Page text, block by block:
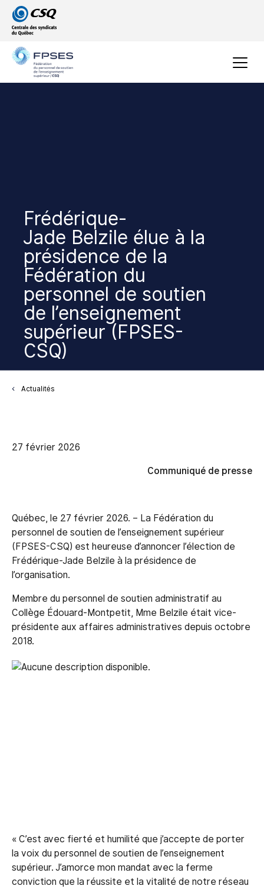
Passer
au
menu
principal
Passer
au
contenu
Frédérique-
Jade Belzile élue à la
présidence de la
Fédération du
personnel de soutien
de l’enseignement
supérieur (FPSES-
CSQ)
Actualités
27 février 2026
Communiqué de presse
Québec, le 27 février 2026. – La Fédération du
personnel de soutien de l’enseignement supérieur
(FPSES-CSQ) est heureuse d’annoncer l’élection de
Frédérique-Jade Belzile à la présidence de
l’organisation.
Membre du personnel de soutien administratif au
Collège Édouard-Montpetit, Mme Belzile était vice-
présidente aux affaires administratives depuis octobre
2018.
« C’est avec fierté et humilité que j’accepte de porter
la voix du personnel de soutien de l’enseignement
supérieur. J’amorce mon mandat avec la ferme
conviction que la réussite et la vitalité de notre réseau